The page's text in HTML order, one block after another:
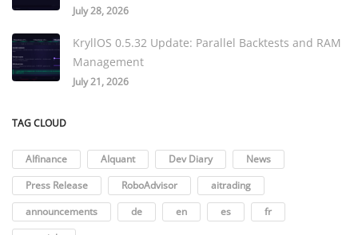
July 28, 2026
KryllOS 0.5.32 Update: Parallel Backtests and RAM
Management
July 21, 2026
TAG CLOUD
AIfinance AIquant Dev Diary
News
Press Release
RoboAdvisor
aitrading
announcements
de en es
fr